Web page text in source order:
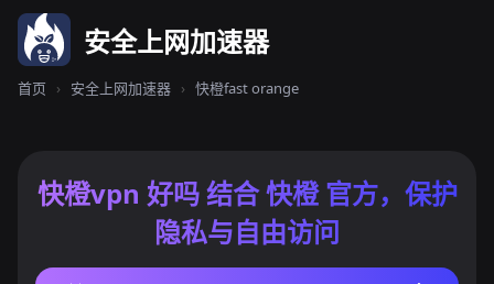
安全上网加速器
首页 › 安全上网加速器 › 快橙fast orange
快橙vpn 好吗 结合 快橙 官方，保护
隐私与自由访问